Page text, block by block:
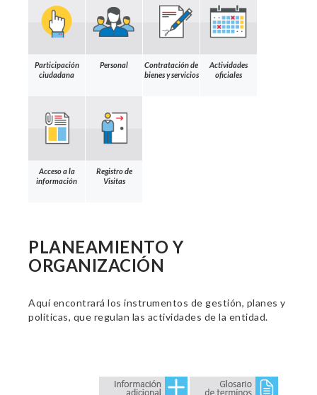
Participación
ciudadana
Personal
Contratación de
bienes y servicios
Actividades
oficiales
Acceso a la
información
Registro de
Visitas
PLANEAMIENTO Y
ORGANIZACIÓN
Aquí encontrará los instrumentos de gestión, planes y
políticas, que regulan las actividades de la entidad.